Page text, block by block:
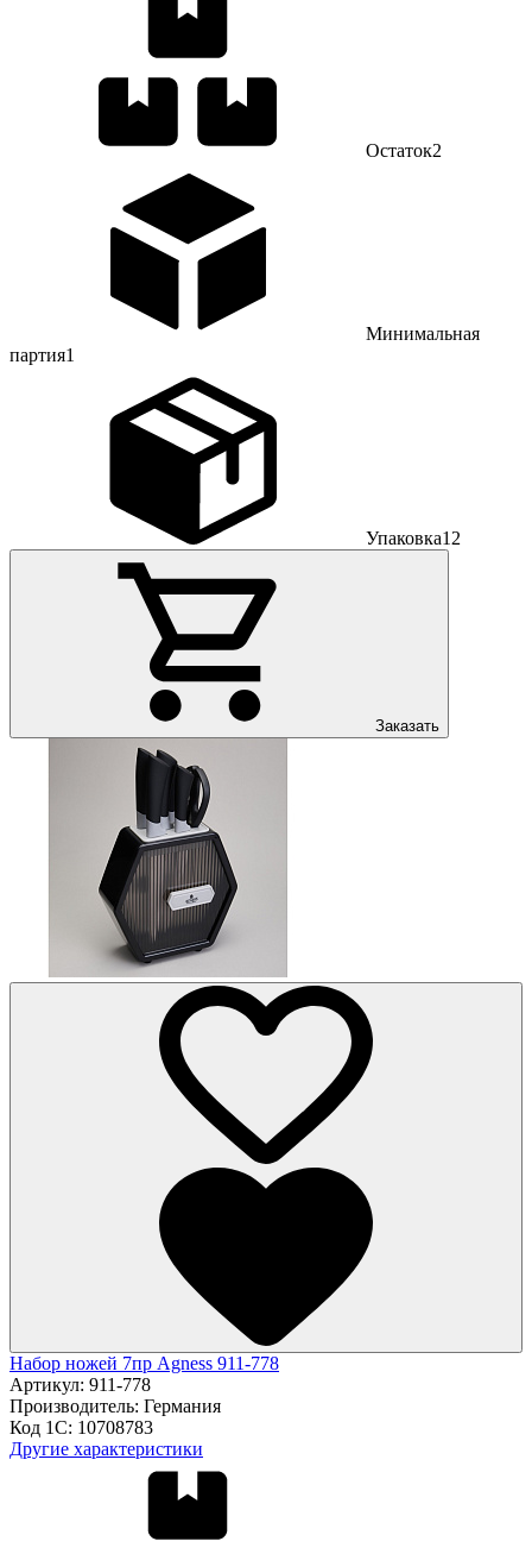
Остаток2
Минимальная
партия1
Упаковка12
Заказать
Набор ножей 7пр Agness 911-778
Артикул: 911-778
Производитель: Германия
Код 1С: 10708783
Другие характеристики